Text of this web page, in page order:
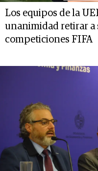
Los equipos de la
unanimidad retirar a
competiciones FIFA